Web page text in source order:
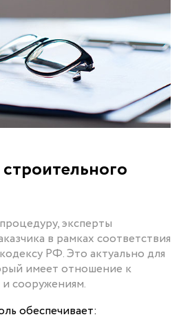
эксперты
в рамках соответствия
РФ. Это актуально для
имеет отношение к
сооружениям.
обеспечивает: